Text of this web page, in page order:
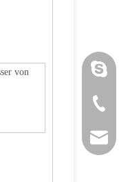
von
+86 571